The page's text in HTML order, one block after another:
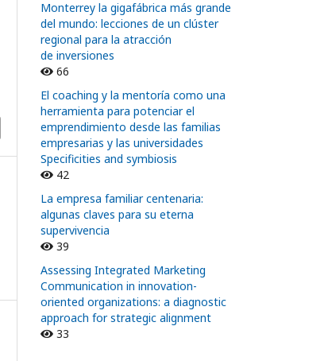
Monterrey la gigafábrica más grande
del mundo: lecciones de un clúster
regional para la atracción
de inversiones
66
El coaching y la mentoría como una
herramienta para potenciar el
emprendimiento desde las familias
empresarias y las universidades
Specificities and symbiosis
42
La empresa familiar centenaria:
algunas claves para su eterna
supervivencia
39
Assessing Integrated Marketing
Communication in innovation-
oriented organizations: a diagnostic
approach for strategic alignment
33